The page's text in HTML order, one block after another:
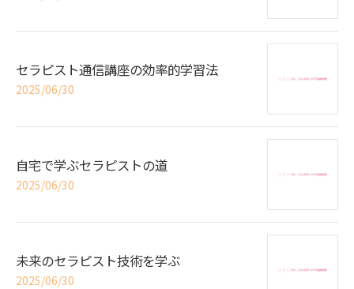
セラピスト通信講座の効率的学習法
2025/06/30
自宅で学ぶセラピストの道
2025/06/30
未来のセラピスト技術を学ぶ
2025/06/30